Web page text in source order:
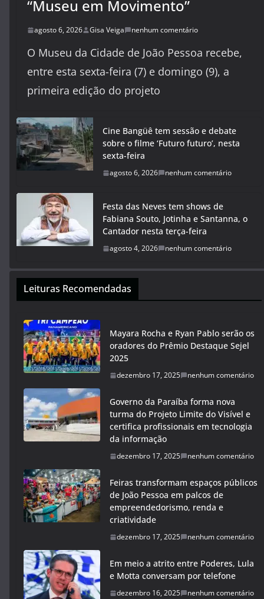
“Museu em Movimento”
agosto 6, 2026 Gisa Veiga nenhum comentário
O Museu da Cidade de João Pessoa recebe,
entre esta sexta-feira (7) e domingo (9), a
primeira edição do projeto
Cine Bangüê tem sessão e debate
sobre o filme ‘Futuro futuro’, nesta
sexta-feira
agosto 6, 2026 nenhum comentário
Festa das Neves tem shows de
Fabiana Souto, Jotinha e Santanna, o
Cantador nesta terça-feira
agosto 4, 2026 nenhum comentário
Leituras Recomendadas
Mayara Rocha e Ryan Pablo serão os
oradores do Prêmio Destaque Sejel
2025
dezembro 17, 2025 nenhum comentário
Governo da Paraíba forma nova
turma do Projeto Limite do Visível e
certifica profissionais em tecnologia
da informação
dezembro 17, 2025 nenhum comentário
Feiras transformam espaços públicos
de João Pessoa em palcos de
empreendedorismo, renda e
criatividade
dezembro 17, 2025 nenhum comentário
Em meio a atrito entre Poderes, Lula
e Motta conversam por telefone
dezembro 16, 2025 nenhum comentário